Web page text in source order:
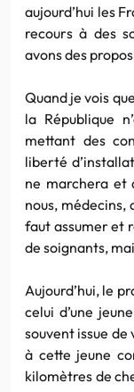
aujourd’hui les
recours à des
avons des
Quand je vois
la République
mettant des
liberté
ne marchera et
nous, médecins,
faut assumer et
de soignants,
Aujourd’hui, le
celui d’une
souvent issue
à cette jeune
kilomètres de